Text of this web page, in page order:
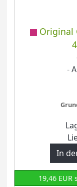
Original
-
19,46